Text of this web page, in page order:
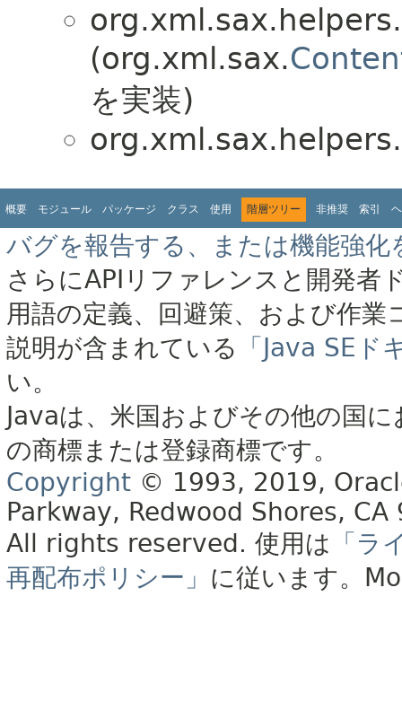
org.xml.sax.helpers.
(org.xml.sax.
を実装)
org.xml.sax.helpers.
概要 モジュール パッケージ クラス 使用 階層ツリー 非推奨 索引
バグを報告する、または機能強化
さらにAPIリファレンスと開発者
用語の定義、回避策、および作
説明が含まれている
「Java SE
い。
Javaは、米国およびその他の国
の商標または登録商標です。
Copyright © 1993, 2019,
Parkway, Redwood Shores, CA
All rights reserved. 使用は 「ラ
再配布ポリシー」 に従います。